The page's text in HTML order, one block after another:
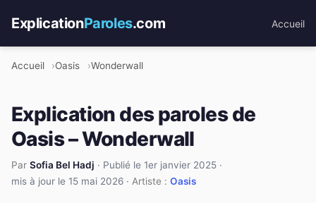
ExplicationParoles.com Accueil
Accueil Oasis Wonderwall
Explication des paroles de
Oasis – Wonderwall
Par Sofia Bel Hadj · Publié le 1er janvier 2025 ·
mis à jour le 15 mai 2026 · Artiste : Oasis